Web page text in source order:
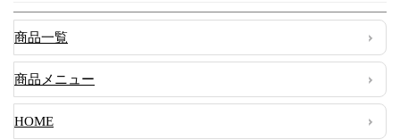
商品一覧
商品メニュー
HOME